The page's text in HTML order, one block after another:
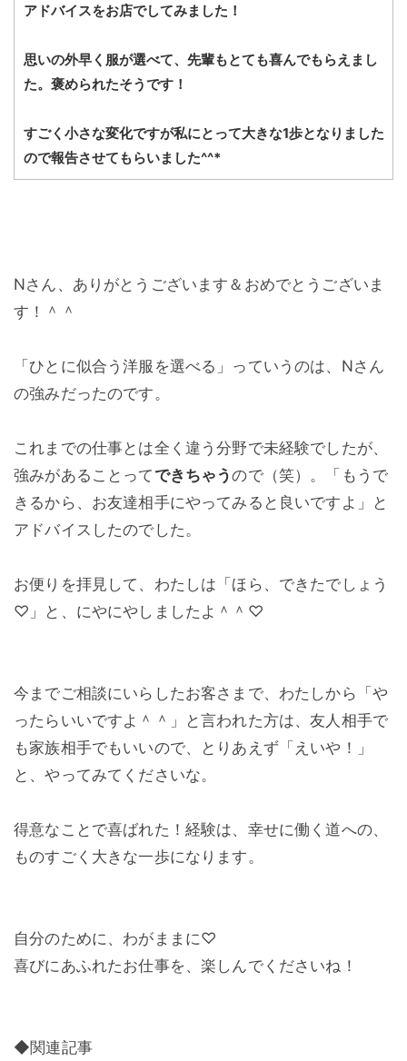
アドバイスをお店でしてみました！
思いの外早く服が選べて、先輩もとても喜んでもらえまし
た。褒められたそうです！
すごく小さな変化ですが私にとって大きな1歩となりました
ので報告させてもらいました^^*
Nさん、ありがとうございます＆おめでとうございま
す！＾＾
「ひとに似合う洋服を選べる」っていうのは、Nさん
の強みだったのです。
これまでの仕事とは全く違う分野で未経験でしたが、
強みがあることってできちゃうので（笑）。「もうで
きるから、お友達相手にやってみると良いですよ」と
アドバイスしたのでした。
お便りを拝見して、わたしは「ほら、できたでしょう
♡」と、にやにやしましたよ＾＾♡
今までご相談にいらしたお客さまで、わたしから「や
ったらいいですよ＾＾」と言われた方は、友人相手で
も家族相手でもいいので、とりあえず「えいや！」
と、やってみてくださいな。
得意なことで喜ばれた！経験は、幸せに働く道への、
ものすごく大きな一歩になります。
自分のために、わがままに♡
喜びにあふれたお仕事を、楽しんでくださいね！
◆関連記事